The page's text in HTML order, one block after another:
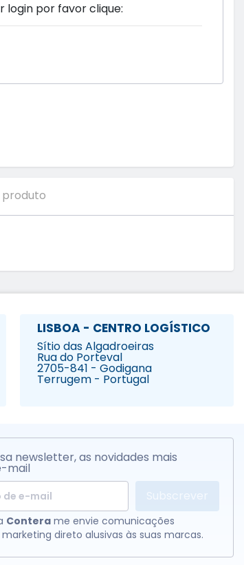
login por favor clique:
produto
LISBOA - CENTRO LOGÍSTICO
Sítio das Algadroeiras
Rua do Porteval
2705-841 - Godigana
Terrugem - Portugal
newsletter, as novidades mais
mail
Subscrever
Contera me envie comunicações
direto alusivas às suas marcas.